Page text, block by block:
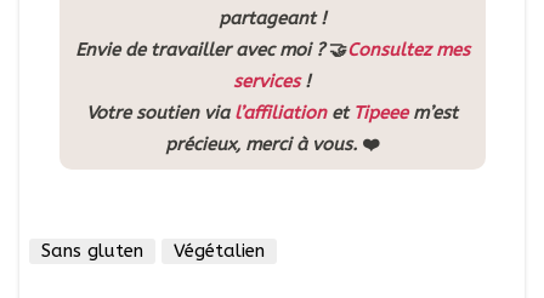
partageant !
Envie de travailler avec moi ?🤝Consultez mes
services!
Votre soutien via l’affiliationet Tipeeem’est
précieux, merci à vous. ❤️
Sans gluten Végétalien